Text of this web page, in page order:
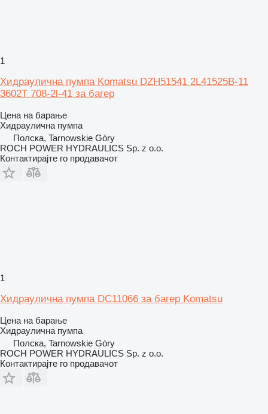
1
Хидраулична пумпа Komatsu DZH51541 2L41525B-11
3602T 708-2l-41 за багер
Цена на барање
Хидраулична пумпа
Полска, Tarnowskie Góry
ROCH POWER HYDRAULICS Sp. z o.o.
Контактирајте го продавачот
1
Хидраулична пумпа DC11066 за багер Komatsu
Цена на барање
Хидраулична пумпа
Полска, Tarnowskie Góry
ROCH POWER HYDRAULICS Sp. z o.o.
Контактирајте го продавачот